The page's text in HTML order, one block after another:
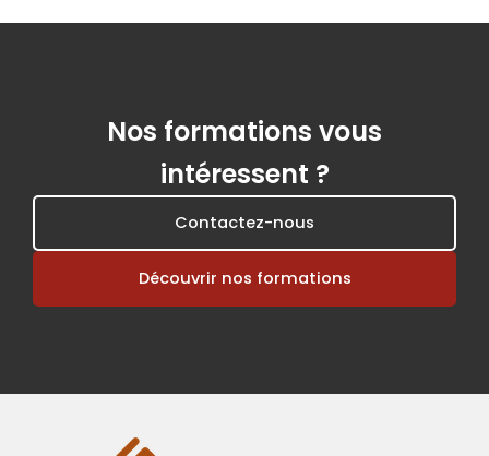
Nos formations vous
intéressent ?
Contactez-nous
Découvrir nos formations